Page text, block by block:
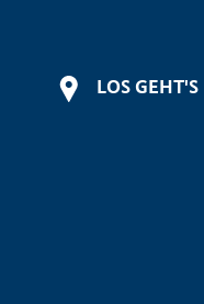
LOS GEHT'S